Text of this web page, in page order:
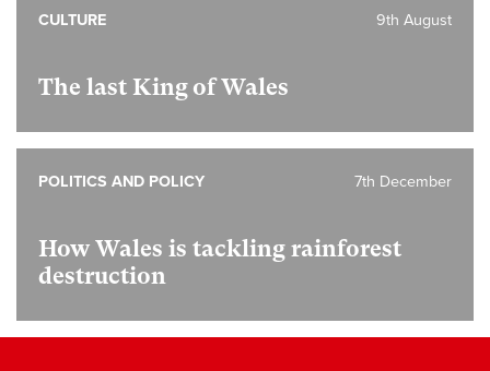
The last King of Wales
9th August
CULTURE
How Wales is tackling rainforest
destruction
7th December
POLITICS AND POLICY